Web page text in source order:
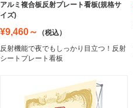
アルミ複合板反射プレート看板(規格サ
イズ)
¥9,460～
（税込）
反射機能で夜でもしっかり目立つ！反射
シートプレート看板